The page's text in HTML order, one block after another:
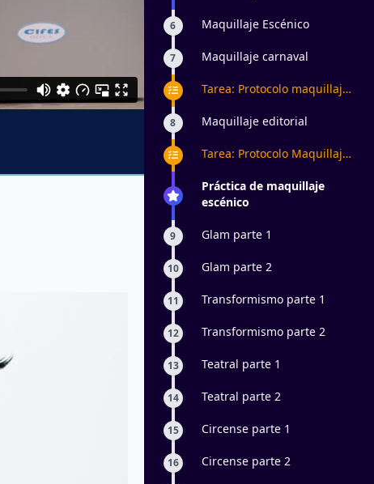
6 Maquillaje Escénico
7 Maquillaje carnaval
Tarea: Protocolo maquillaje
8 Maquillaje editorial
Tarea: Protocolo Maquillaje
Práctica de maquillaje
escénico
9 Glam parte 1
10 Glam parte 2
11 Transformismo parte 1
12 Transformismo parte 2
13 Teatral parte 1
14 Teatral parte 2
15 Circense parte 1
16 Circense parte 2